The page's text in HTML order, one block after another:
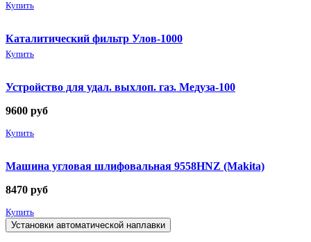
Купить
Каталитический фильтр Улов-1000
Купить
Устройство для удал. выхлоп. газ. Медуза-100
9600 руб
Купить
Машина угловая шлифовальная 9558HNZ (Makita)
8470 руб
Купить
Установки автоматической наплавки